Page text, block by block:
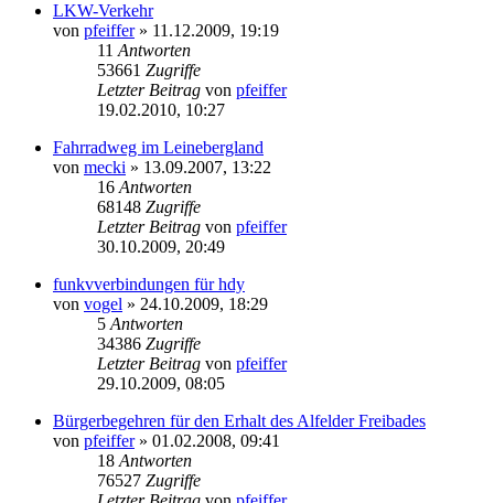
LKW-Verkehr
von pfeiffer» 11.12.2009, 19:19
11 Antworten
53661 Zugriffe
Letzter Beitrag von pfeiffer
19.02.2010, 10:27
Fahrradweg im Leinebergland
von mecki » 13.09.2007, 13:22
16 Antworten
68148 Zugriffe
Letzter Beitrag von pfeiffer
30.10.2009, 20:49
funkvverbindungen für hdy
von vogel » 24.10.2009, 18:29
5 Antworten
34386 Zugriffe
Letzter Beitrag von pfeiffer
29.10.2009, 08:05
Bürgerbegehren für den Erhalt des Alfelder Freibades
von pfeiffer» 01.02.2008, 09:41
18 Antworten
76527 Zugriffe